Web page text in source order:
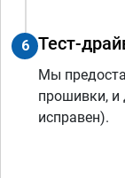
6 Тест-
Мы
прошивки, и
исправен).